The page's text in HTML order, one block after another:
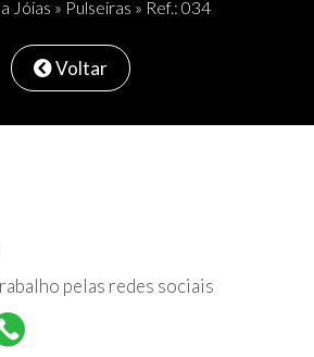
Jóias » Pulseiras » Ref.: 034
Voltar
pelas redes sociais